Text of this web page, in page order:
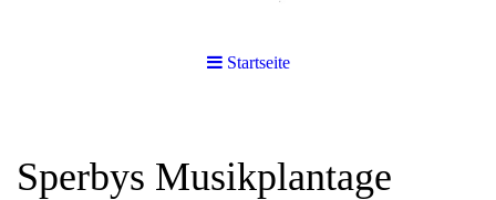
Startseite
Sperbys Musikplantage